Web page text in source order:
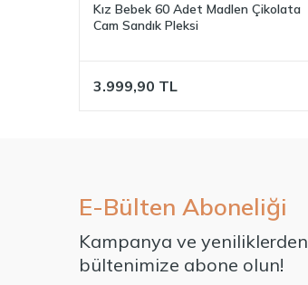
Kız Bebek 60 Adet Madlen Çikolata
Cam Sandık Pleksi
3.999,90 TL
E-Bülten Aboneliği
Kampanya ve
bültenimize abone olun!